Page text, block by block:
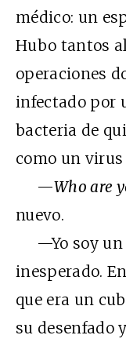
médico: un
Hubo tantos
operaciones
infectado por
bacteria de
como un
—Who are
nuevo.
—Yo soy un
inesperado.
que era un
su desenfado